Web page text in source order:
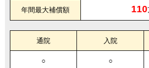
年間最大補償額 110
通院 入院
○ ○